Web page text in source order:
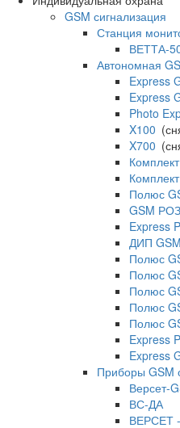
GSM сигнализация
Станция
ВЕТТА-
Автономная
Express
Express
Photo
X100
X700
Полюс
GSM
Express
ДИП GSM
Полюс
Полюс
Полюс
Полюс
Полюс
Express
Express
Приборы GSM
Версет-
ВС-ДА
ВЕРСЕТ